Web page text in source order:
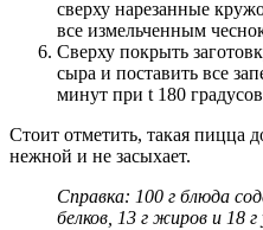
сверху нарезанные
все измельченным
Сверху покрыть
сыра и поставить все
минут при t 180
Стоит отметить, такая пицца
нежной и не засыхает.
Справка: 100 г блюда
белков, 13 г жиров и 18 г